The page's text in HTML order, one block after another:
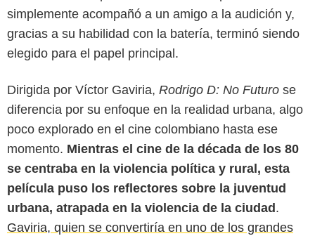
simplemente acompañó a un amigo a la audición y,
gracias a su habilidad con la batería, terminó siendo
elegido para el papel principal.
Dirigida por Víctor Gaviria, Rodrigo D: No Futuro se
diferencia por su enfoque en la realidad urbana, algo
poco explorado en el cine colombiano hasta ese
momento. Mientras el cine de la década de los 80
se centraba en la violencia política y rural, esta
película puso los reflectores sobre la juventud
urbana, atrapada en la violencia de la ciudad .
Gaviria, quien se convertiría en uno de los grandes